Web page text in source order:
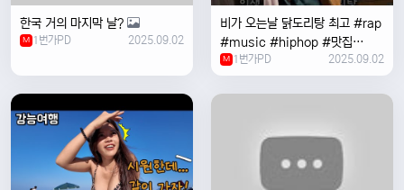
한국 거의 마지막 날?
M 1번가PD 2025.09.02
비가 오는날 ￼닭도리탕 최고 #rap
#music #hiphop #맛집
#travel #여행 #food ￼
M 1번가PD 2025.09.02